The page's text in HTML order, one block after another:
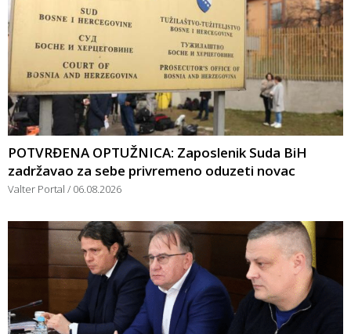
POTVRĐENA OPTUŽNICA: Zaposlenik Suda BiH
zadržavao za sebe privremeno oduzeti novac
Valter Portal 06.08.2026